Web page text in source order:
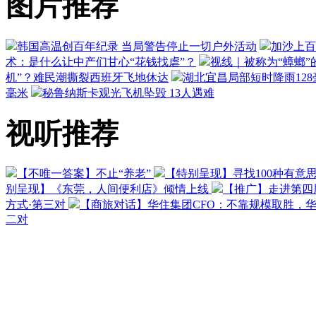
韩国高温创百年纪录 当局警告停止一切户外活动
加沙上
术：是什么让中产们甘心“花钱找虐”？
视线｜被称为“蟑螂
机”？难民潮撕裂西班牙飞地休达
湖北宜昌局部短时降雨
毫米
秘鲁纳斯卡观光飞机坠毁 13人遇难
视听推荐
【不唯一答案】不止“养老”
【特别呈现】寻找100种有意
别呈现】《东莞，人间便利店》倾情上线
【推广】走进第
方式·第三对
【商旅对话】华住集团CFO：不靠规模取胜，
二对